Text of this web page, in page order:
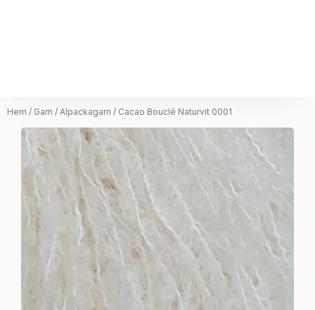
Hem / Garn / Alpackagarn / Cacao Bouclé Naturvit 0001